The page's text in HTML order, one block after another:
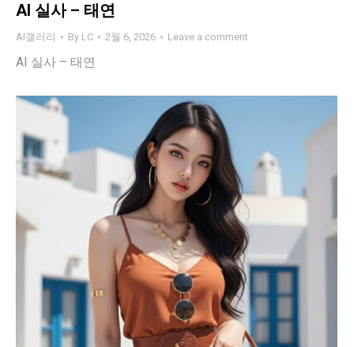
AI 실사 – 태연
AI갤러리 By LC 2월 6, 2026 Leave a comment
AI 실사 – 태연